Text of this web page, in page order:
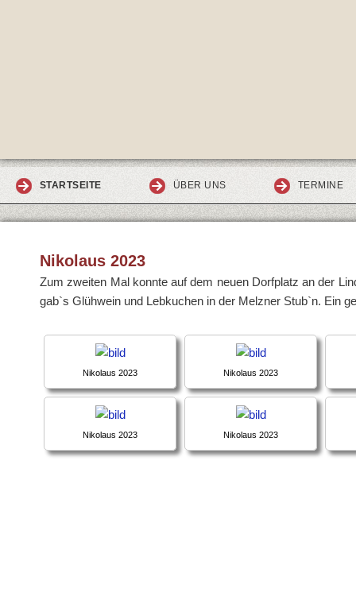
STARTSEITE ÜBER UNS TERMINE
Nikolaus 2023
Zum zweiten Mal konnte auf dem neuen Dorfplatz an der
gab`s Glühwein und Lebkuchen in der Melzner Stub`n. Ein
Nikolaus 2023 Nikolaus 2023
Nikolaus 2023 Nikolaus 2023